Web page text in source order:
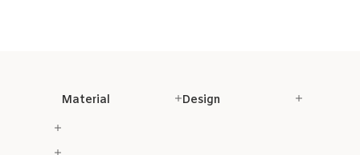
Material Design